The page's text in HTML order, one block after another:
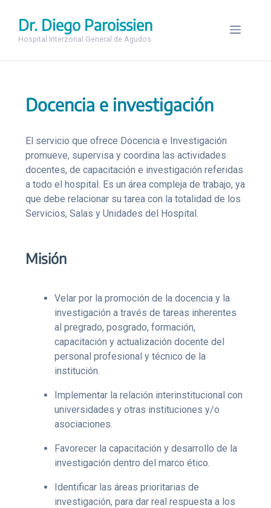
contenido
Dr. Diego Paroissien
Hospital Interzonal General de Agudos
Menú
Docencia e investigación
El servicio que ofrece Docencia e Investigación
promueve, supervisa y coordina las actividades
docentes, de capacitación e investigación referidas
a todo el hospital. Es un área compleja de trabajo, ya
que debe relacionar su tarea con la totalidad de los
Servicios, Salas y Unidades del Hospital.
Misión
Velar por la promoción de la docencia y la
investigación a través de tareas inherentes
al pregrado, posgrado, formación,
capacitación y actualización docente del
personal profesional y técnico de la
institución.
Implementar la relación interinstitucional con
universidades y otras instituciones y/o
asociaciones.
Favorecer la capacitación y desarrollo de la
investigación dentro del marco ético.
Identificar las áreas prioritarias de
investigación, para dar real respuesta a los